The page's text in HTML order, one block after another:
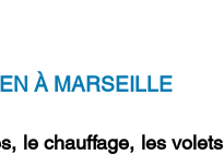
À MARSEILLE
le chauffage, les volets